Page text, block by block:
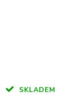
SKLADEM